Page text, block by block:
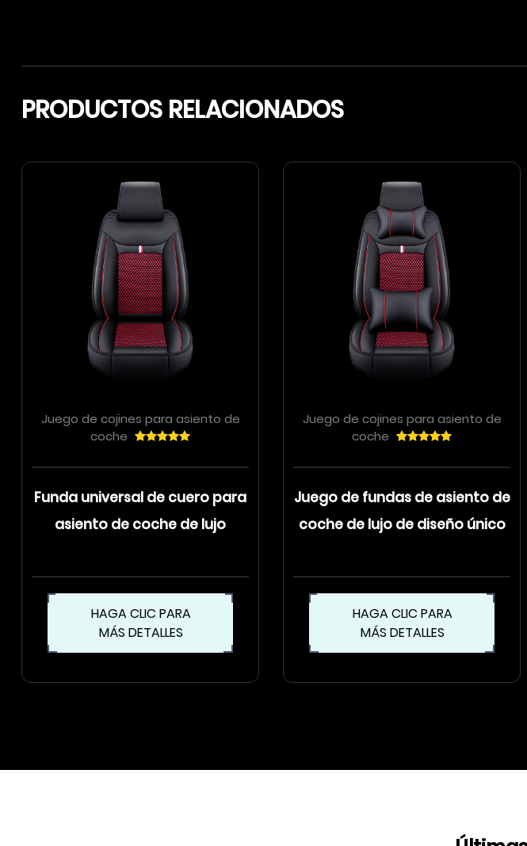
PRODUCTOS RELACIONADOS
Juego de cojines para asiento de
coche
Funda universal de cuero para
asiento de coche de lujo
HAGA CLIC PARA
MÁS DETALLES
Juego de cojines para asiento de
coche
Juego de fundas de asiento de
coche de lujo de diseño único
HAGA CLIC PARA
MÁS DETALLES